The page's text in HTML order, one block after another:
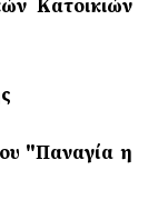
Κατοικιών
"Παναγία η